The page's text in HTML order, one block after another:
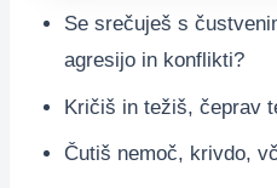
Se srečuješ s
agresijo in konflikti?
Kričiš in težiš, čeprav
Čutiš nemoč, krivdo,